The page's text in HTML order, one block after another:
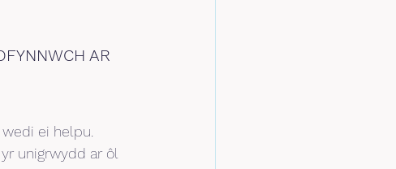
AR
ei helpu.
unigrwydd ar ôl